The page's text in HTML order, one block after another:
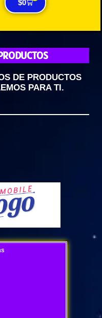
$0
DE PRODUCTOS
PARA TI.